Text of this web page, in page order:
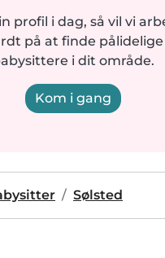
profil i dag, så vil vi
på at finde pålidelige
i dit område.
Kom i gang
Sølsted